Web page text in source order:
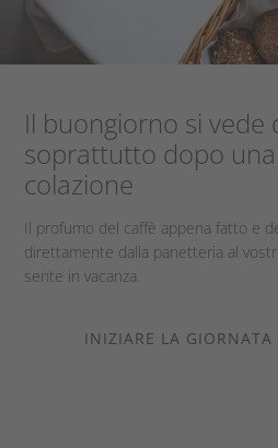
Il buongiorno si vede
soprattutto dopo
colazione
Il profumo del caffè appena fatto e
direttamente dalla panetteria al
sente in vacanza.
INIZIARE LA